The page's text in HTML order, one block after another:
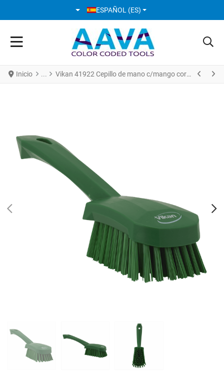
SELECCIONE SU IDIOMA
ESPAÑOL (ES)
Inicio Vikan 41922 Cepillo de mano c/mango corto 270 mm Duras Verde